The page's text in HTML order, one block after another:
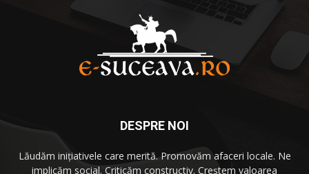
DESPRE NOI
Lăudăm iniţiativele care merită. Promovăm afaceri locale. Ne
implicăm social. Criticăm constructiv. Creştem valoarea